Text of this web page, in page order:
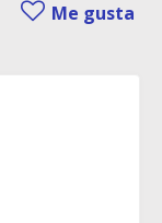
Me gusta